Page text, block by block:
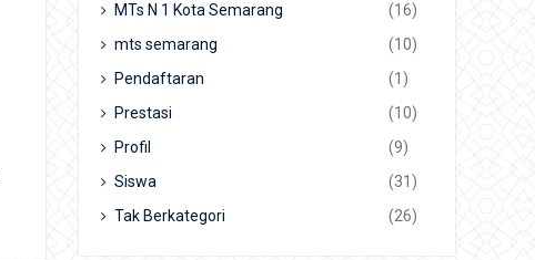
MTs N 1 Kota Semarang
(16)
mts semarang
(10)
Pendaftaran
(1)
Prestasi
(10)
Profil
(9)
Siswa
(31)
Tak Berkategori
(26)